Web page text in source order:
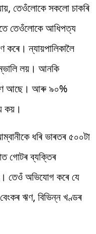
তেওঁলোকে সকলো চাকৰি
তেওঁলোকে আধিপত্য
কৰে। ন্যায়পালিকালৈ
লয়। আনকি
আছে। আৰু ৯০%
কয়।
ধৰি ভাৰতৰ ৫০০টা
গোটৰ ব্যক্তিৰ
তেওঁ অভিযোগ কৰে যে
ঋণ, বিভিন্ন খণ্ডৰ